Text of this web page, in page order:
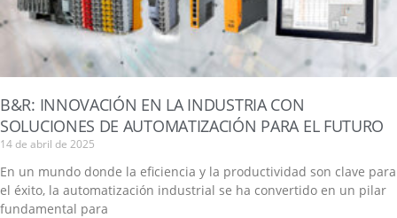
B&R: INNOVACIÓN EN LA INDUSTRIA CON
SOLUCIONES DE AUTOMATIZACIÓN PARA EL FUTURO
14 de abril de 2025
En un mundo donde la eficiencia y la productividad son clave para
el éxito, la automatización industrial se ha convertido en un pilar
fundamental para